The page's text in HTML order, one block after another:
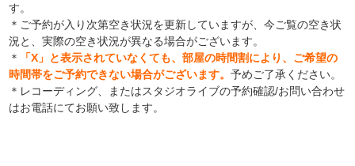
す。
＊ご予約が入り次第空き状況を更新していますが、今ご覧の空き状
況と、実際の空き状況が異なる場合がございます。
＊
「X」と表示されていなくても、部屋の時間割により、ご希望の
時間帯をご予約できない場合がございます。予めご了承ください。
＊レコーディング、またはスタジオライブの予約確認/お問い合わせ
はお電話にてお願い致します。